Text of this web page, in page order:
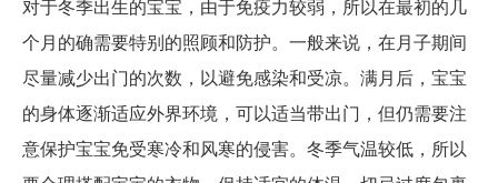
对于冬季出生的宝宝，由于免疫力较弱，所以在最初的几
个月的确需要特别的照顾和防护。一般来说，在月子期间
尽量减少出门的次数，以避免感染和受凉。满月后，宝宝
的身体逐渐适应外界环境，可以适当带出门，但仍需要注
意保护宝宝免受寒冷和风寒的侵害。冬季气温较低，所以